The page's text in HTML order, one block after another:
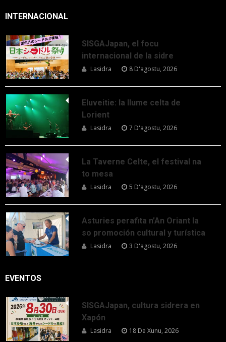
INTERNACIONAL
SISGAJapan, el focu
internacional de la sidre
Lasidra 8 D'agostu, 2026
Eluveitie: la llume celta de
Lorient
Lasidra 7 D'agostu, 2026
La Taverne Celte, el festival na
to mesa
Lasidra 5 D'agostu, 2026
Asturies perafita n’An Oriant la
so promoción cultural y turística
Lasidra 3 D'agostu, 2026
EVENTOS
SISGAJapan, cultura sidrera en
Xapón
Lasidra 18 De Xunu, 2026